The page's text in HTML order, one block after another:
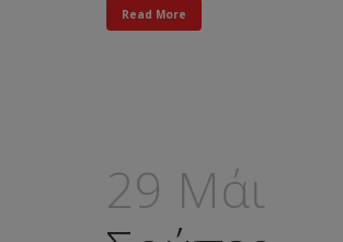
Read More
29 Μάι